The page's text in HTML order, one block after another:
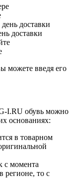
доставки
можете введя его
I.RU обувь можно
основаниях:
в товарном
с момента
регионе, то с